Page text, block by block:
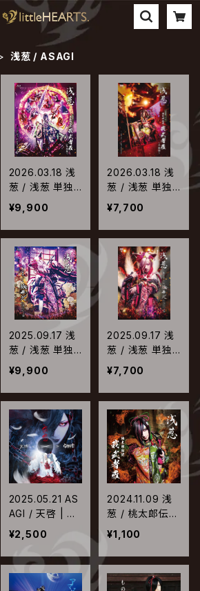
浅葱 / ASAGI
2026.03.18 浅
葱 / 浅葱 単独
巡業 二○二五
「桃太郎伝記 ～
我武者羅～」千
秋楽 二○二五
年二月十二日 Z
EPP SHINJUK
U【Blu-ray】
¥9,900
2026.03.18 浅
葱 / 浅葱 単独
巡業 二○二五
「桃太郎伝記 ～
我武者羅～」千
秋楽 二○二五
年二月十二日 Z
EPP SHINJUK
U【DVD】
¥7,700
2025.09.17 浅
葱 / 浅葱 単独
巡業 二○二四
千秋楽 「狐華
火」二○二四年
八月二十九日 S
potify O-EAST
【Blu-ray】
¥9,900
2025.09.17 浅
葱 / 浅葱 単独
巡業 二○二四
千秋楽 「狐華
火」二○二四年
八月二十九日 S
potify O-EAST
【DVD】
¥7,700
2025.05.21 AS
AGI / 天啓 | G
ORE【通常盤】
¥2,500
2024.11.09 浅
葱 / 桃太郎伝記
～我武者羅～
【通常盤】
¥1,100